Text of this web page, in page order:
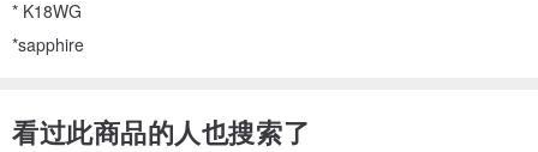
* K18WG
*sapphire
看过此商品的人也搜索了